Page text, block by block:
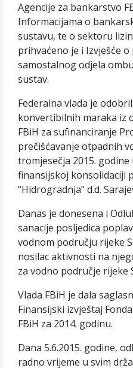
Agencije za bankarstvo
Informacijama o
sustavu, te o sektoru
prihvaćeno je i Izvješće
samostalnog odjela
sustav.
Federalna vlada je
konvertibilnih maraka iz
FBiH za sufinanciranje
prečišćavanje otpadnih
tromjesečja 2015.
finansijskoj konsolidaciji
“Hidrogradnja” d.d.
Danas je donesena i
sanacije posljedica
vodnom području rijeke
nosilac aktivnosti na
za vodno područje rijeke
Vlada FBiH je dala
Finansijski izvještaj
FBiH za 2014. godinu.
Dana 5.6.2015. godine,
radno vrijeme u svim